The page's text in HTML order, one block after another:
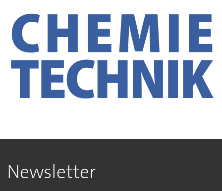
Newsletter